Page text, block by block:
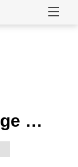
Adventure Chef: Merge Explorer